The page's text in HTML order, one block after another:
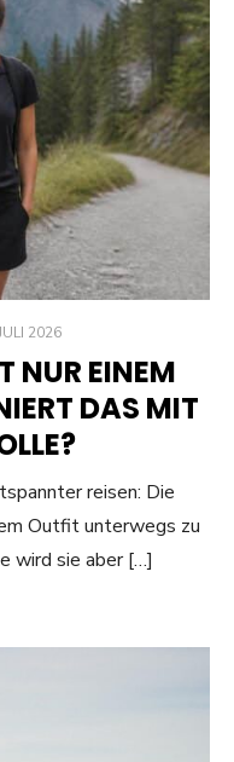
2026
NUR EINEM
DAS MIT
reisen: Die
Outfit unterwegs zu
wird sie aber […]